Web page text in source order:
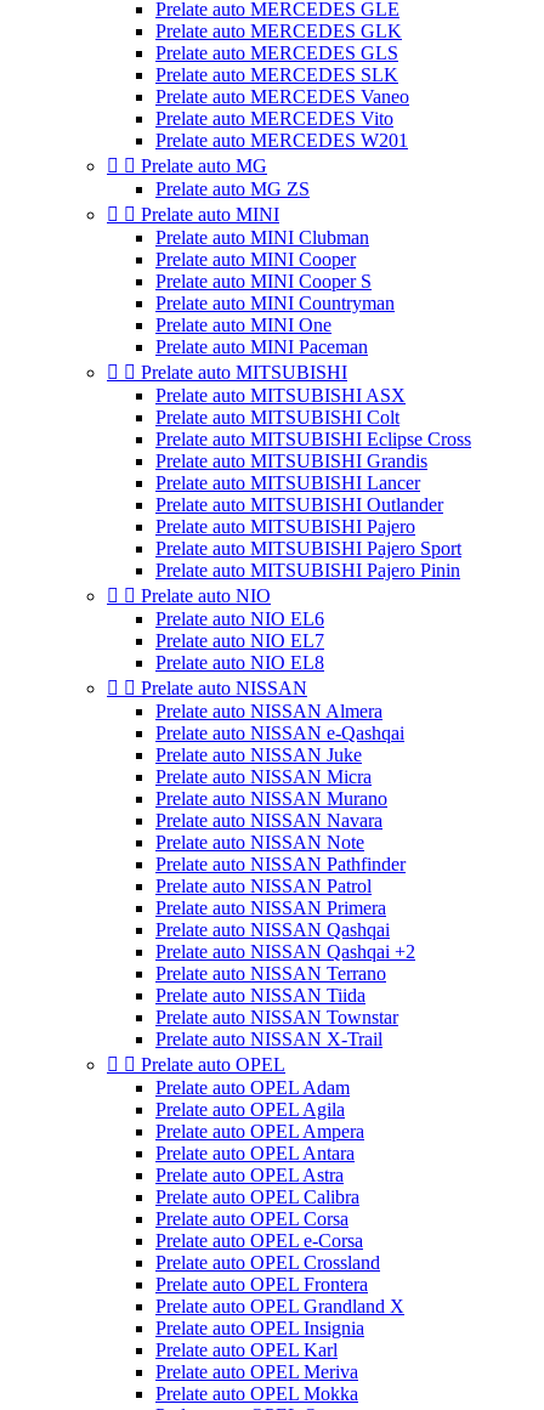
Prelate auto MERCEDES GLE
Prelate auto MERCEDES GLK
Prelate auto MERCEDES GLS
Prelate auto MERCEDES SLK
Prelate auto MERCEDES Vaneo
Prelate auto MERCEDES Vito
Prelate auto MERCEDES W201
  Prelate auto MG
Prelate auto MG ZS
  Prelate auto MINI
Prelate auto MINI Clubman
Prelate auto MINI Cooper
Prelate auto MINI Cooper S
Prelate auto MINI Countryman
Prelate auto MINI One
Prelate auto MINI Paceman
  Prelate auto MITSUBISHI
Prelate auto MITSUBISHI ASX
Prelate auto MITSUBISHI Colt
Prelate auto MITSUBISHI Eclipse Cross
Prelate auto MITSUBISHI Grandis
Prelate auto MITSUBISHI Lancer
Prelate auto MITSUBISHI Outlander
Prelate auto MITSUBISHI Pajero
Prelate auto MITSUBISHI Pajero Sport
Prelate auto MITSUBISHI Pajero Pinin
  Prelate auto NIO
Prelate auto NIO EL6
Prelate auto NIO EL7
Prelate auto NIO EL8
  Prelate auto NISSAN
Prelate auto NISSAN Almera
Prelate auto NISSAN e-Qashqai
Prelate auto NISSAN Juke
Prelate auto NISSAN Micra
Prelate auto NISSAN Murano
Prelate auto NISSAN Navara
Prelate auto NISSAN Note
Prelate auto NISSAN Pathfinder
Prelate auto NISSAN Patrol
Prelate auto NISSAN Primera
Prelate auto NISSAN Qashqai
Prelate auto NISSAN Qashqai +2
Prelate auto NISSAN Terrano
Prelate auto NISSAN Tiida
Prelate auto NISSAN Townstar
Prelate auto NISSAN X-Trail
  Prelate auto OPEL
Prelate auto OPEL Adam
Prelate auto OPEL Agila
Prelate auto OPEL Ampera
Prelate auto OPEL Antara
Prelate auto OPEL Astra
Prelate auto OPEL Calibra
Prelate auto OPEL Corsa
Prelate auto OPEL e-Corsa
Prelate auto OPEL Crossland
Prelate auto OPEL Frontera
Prelate auto OPEL Grandland X
Prelate auto OPEL Insignia
Prelate auto OPEL Karl
Prelate auto OPEL Meriva
Prelate auto OPEL Mokka